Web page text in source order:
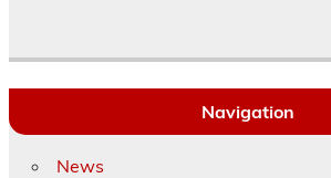
Navigation
News